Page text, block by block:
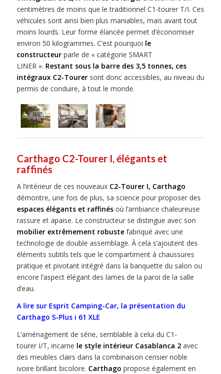
centimètres de moins que le traditionnel C1-tourer T/I. Ces
véhicules sont ainsi bien plus maniables, mais avant tout
moins lourds. Leur forme élancée permet d’économiser
environ 50 kilogrammes. C’est pourquoi le
constructeurparle de « catégorie SMART
LINER ». Restant sous la barre des 3,5 tonnes, ces
intégraux C2-Tourersont donc accessibles, au niveau du
permis de conduire, à tout le monde.
Carthago C2-Tourer I, élégants et
raffinés
A l’intérieur de ces nouveaux C2-Tourer I, Carthago
démontre, une fois de plus, sa science pour proposer des
espaces élégants et raffinésoù l’ambiance chaleureuse
rassure et apaise. Le constructeur se distingue avec son
mobilier extrêmement robustefabriqué avec une
technologie de double assemblage. À cela s’ajoutent des
éléments subtils tels que le compartiment à chaussures
pratique et pivotant intégré dans la banquette du salon ou
encore l’aspect élégant des lames de la paroi de la salle
d’eau.
A lire sur Esprit Camping-Car, la présentation du
Carthago S-Plus i 61 XLE
L’aménagement de série, semblable à celui du C1-
tourer I/T, incarne le style intérieur Casablanca 2avec
des meubles clairs dans la combinaison cerisier noble
ivoire brillant bicolore. Carthago propose également en